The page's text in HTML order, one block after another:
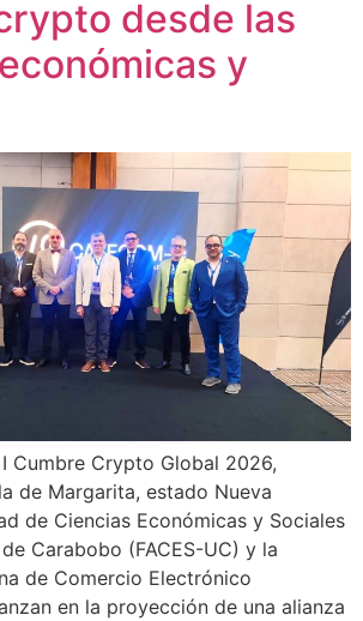
desde las
y
Cumbre Crypto Global 2026,
de Margarita, estado Nueva
de Ciencias Económicas y Sociales
Carabobo (FACES-UC) y la
de Comercio Electrónico
en la proyección de una alianza